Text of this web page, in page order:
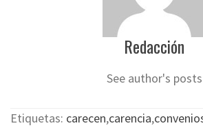
Redacción
See author's posts
Etiquetas: carecen,carencia,